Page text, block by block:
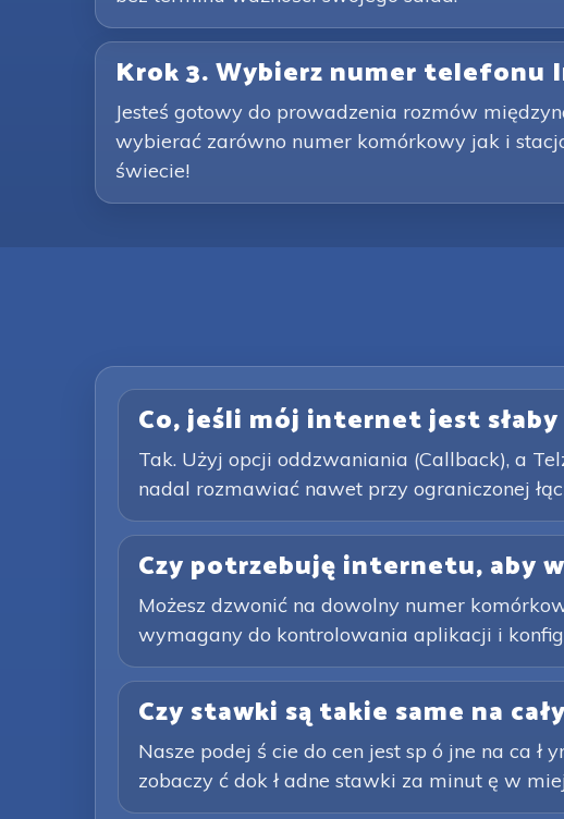
Krok 3. Wybierz numer telefonu
Jesteś gotowy do prowadzenia rozmów
wybierać zarówno numer komórkowy jak i
świecie!
Co, jeśli mój internet jest słaby
Tak. Użyj opcji oddzwaniania (Callback), a
nadal rozmawiać nawet przy ograniczonej
Czy potrzebuję internetu, aby
Możesz dzwonić na dowolny numer
wymagany do kontrolowania aplikacji i
Czy stawki są takie same na
Nasze podej ś cie do cen jest sp ó jne na ca
zobaczy ć dok ł adne stawki za minut ę w